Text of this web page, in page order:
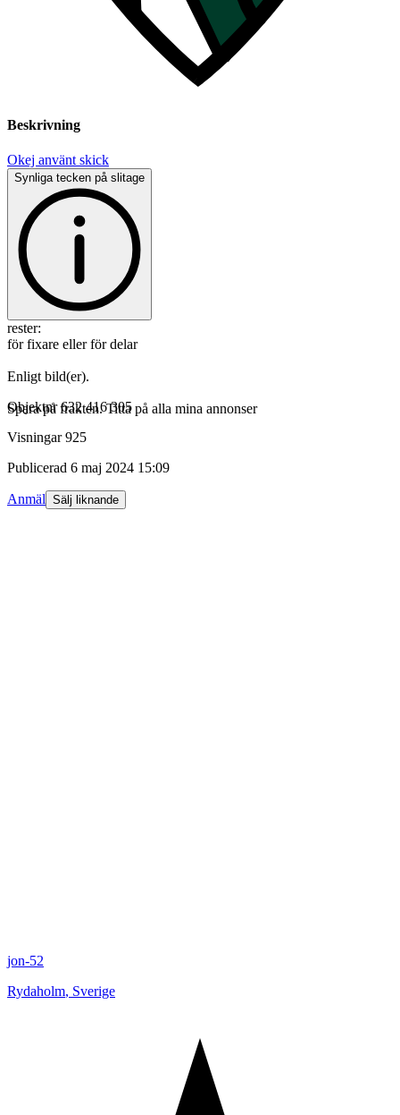
Beskrivning
Okej använt skick
Synliga tecken på slitage
rester:
för fixare eller för delar
Enligt bild(er).
Spara på frakten. Titta på alla mina annonser
Objektnr 632 416 305
Visningar 925
Publicerad 6 maj 2024 15:09
Anmäl Sälj liknande
jon-52
Rydaholm, Sverige